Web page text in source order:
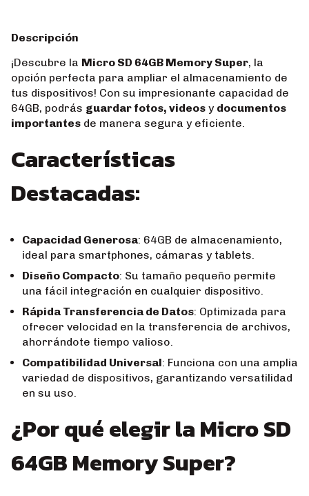
Descripción
¡Descubre la Micro SD 64GB Memory Super, la
opción perfecta para ampliar el almacenamiento de
tus dispositivos! Con su impresionante capacidad de
64GB, podrás guardar fotos, videos y documentos
importantes de manera segura y eficiente.
Características
Destacadas:
Capacidad Generosa: 64GB de almacenamiento,
ideal para smartphones, cámaras y tablets.
Diseño Compacto: Su tamaño pequeño permite
una fácil integración en cualquier dispositivo.
Rápida Transferencia de Datos: Optimizada para
ofrecer velocidad en la transferencia de archivos,
ahorrándote tiempo valioso.
Compatibilidad Universal: Funciona con una amplia
variedad de dispositivos, garantizando versatilidad
en su uso.
¿Por qué elegir la Micro SD
64GB Memory Super?